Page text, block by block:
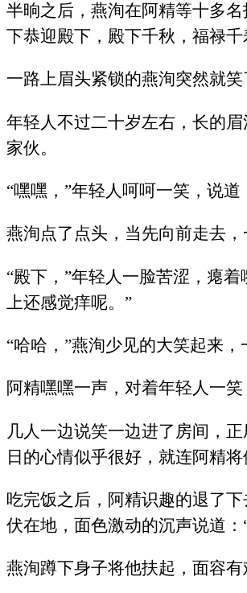
半晌之后，燕洵在阿精等十多
下恭迎殿下，殿下千秋，福禄千
一路上眉头紧锁的燕洵突然就
年轻人不过二十岁左右，长的
家伙。
“嘿嘿，”年轻人呵呵一笑，说
燕洵点了点头，当先向前走去
“殿下，”年轻人一脸苦涩，瘪
上还感觉痒呢。”
“哈哈，”燕洵少见的大笑起来
阿精嘿嘿一声，对着年轻人一
几人一边说笑一边进了房间，
日的心情似乎很好，就连阿精
吃完饭之后，阿精识趣的退了
伏在地，面色激动的沉声说道
燕洵蹲下身子将他扶起，面容